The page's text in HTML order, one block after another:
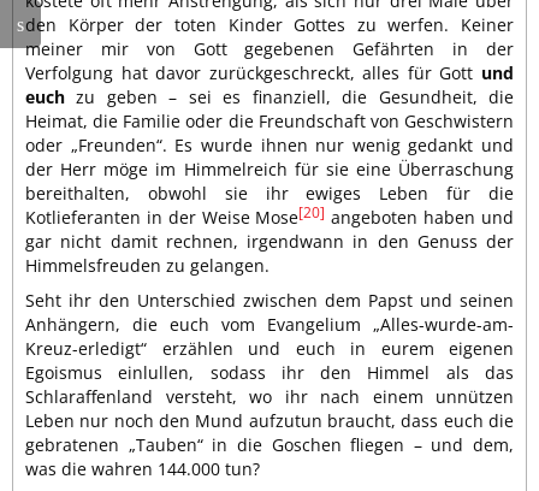
den Körper der toten Kinder Gottes zu werfen. Keiner
meiner mir von Gott gegebenen Gefährten in der
Verfolgung hat davor zurückgeschreckt, alles für Gott und
euch zu geben – sei es finanziell, die Gesundheit, die
Heimat, die Familie oder die Freundschaft von Geschwistern
oder „Freunden“. Es wurde ihnen nur wenig gedankt und
der Herr möge im Himmelreich für sie eine Überraschung
bereithalten, obwohl sie ihr ewiges Leben für die
Kotlieferanten in der Weise Mose[20] angeboten haben und
gar nicht damit rechnen, irgendwann in den Genuss der
Himmelsfreuden zu gelangen.
Seht ihr den Unterschied zwischen dem Papst und seinen
Anhängern, die euch vom Evangelium „Alles-wurde-am-
Kreuz-erledigt“ erzählen und euch in eurem eigenen
Egoismus einlullen, sodass ihr den Himmel als das
Schlaraffenland versteht, wo ihr nach einem unnützen
Leben nur noch den Mund aufzutun braucht, dass euch die
gebratenen „Tauben“ in die Goschen fliegen – und dem,
was die wahren 144.000 tun?